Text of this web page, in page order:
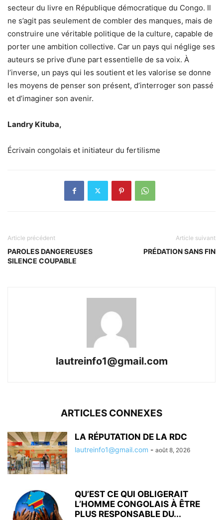
secteur du livre en République démocratique du Congo. Il
ne s’agit pas seulement de combler des manques, mais de
construire une véritable politique de la culture, capable de
porter une ambition collective. Car un pays qui néglige ses
auteurs se prive d’une part essentielle de sa voix. À
l’inverse, un pays qui les soutient et les valorise se donne
les moyens de penser son présent, d’interroger son passé
et d’imaginer son avenir.
Landry Kituba,
Écrivain congolais et initiateur du fertilisme
Article précédent
PAROLES DANGEREUSES
SILENCE COUPABLE
Article suivant
PRÉDATION SANS FIN
lautreinfo1@gmail.com
ARTICLES CONNEXES
LA RÉPUTATION DE LA RDC
lautreinfo1@gmail.com - août 8, 2026
QU’EST CE QUI OBLIGERAIT
L’HOMME CONGOLAIS À ÊTRE
PLUS RESPONSABLE DU...